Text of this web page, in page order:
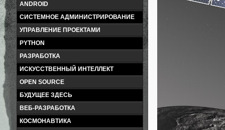
ANDROID
СИСТЕМНОЕ АДМИНИСТРИРОВАНИЕ
УПРАВЛЕНИЕ ПРОЕКТАМИ
PYTHON
РАЗРАБОТКА
ИСКУССТВЕННЫЙ ИНТЕЛЛЕКТ
OPEN SOURCE
БУДУЩЕЕ ЗДЕСЬ
ВЕБ-РАЗРАБОТКА
КОСМОНАВТИКА